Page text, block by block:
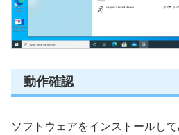
動作確認
ソフトウェアをインストールして